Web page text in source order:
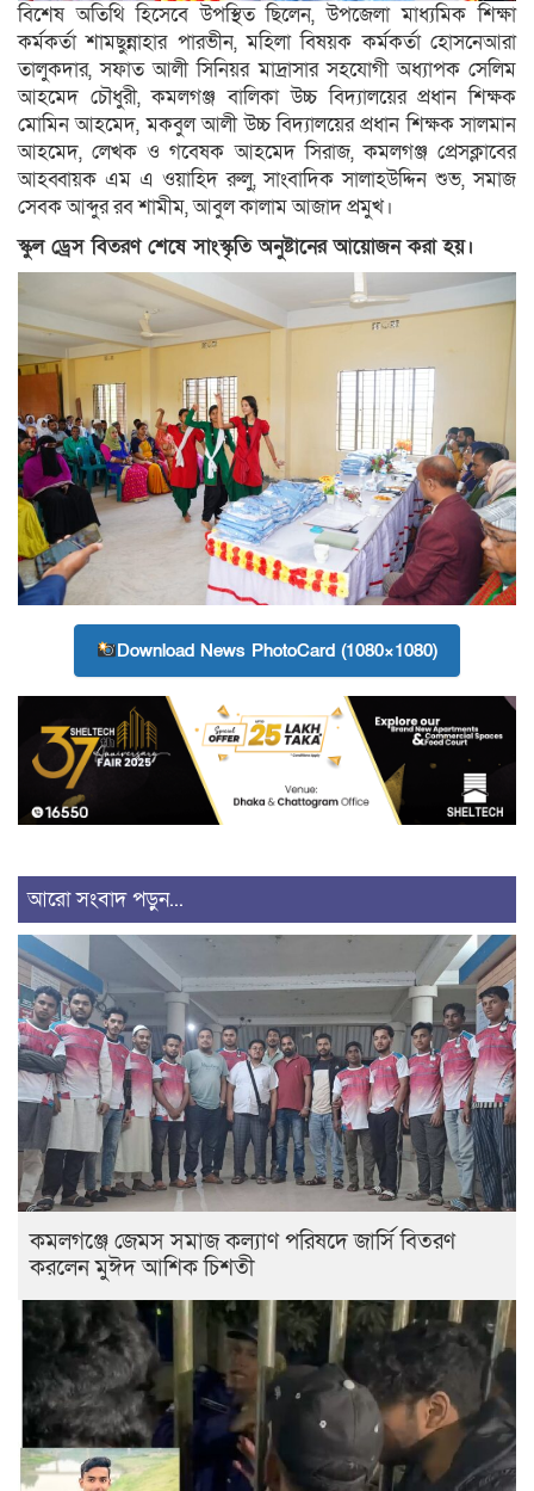
বিশেষ অতিথি হিসেবে উপস্থিত ছিলেন, উপজেলা মাধ্যমিক শিক্ষা
কর্মকর্তা শামছুন্নাহার পারভীন, মহিলা বিষয়ক কর্মকর্তা হোসনেআরা
তালুকদার, সফাত আলী সিনিয়র মাদ্রাসার সহযোগী অধ্যাপক সেলিম
আহমেদ চৌধুরী, কমলগঞ্জ বালিকা উচ্চ বিদ্যালয়ের প্রধান শিক্ষক
মোমিন আহমেদ, মকবুল আলী উচ্চ বিদ্যালয়ের প্রধান শিক্ষক সালমান
আহমেদ, লেখক ও গবেষক আহমেদ সিরাজ, কমলগঞ্জ প্রেসক্লাবের
আহব্বায়ক এম এ ওয়াহিদ রুলু, সাংবাদিক সালাহউদ্দিন শুভ, সমাজ
সেবক আব্দুর রব শামীম, আবুল কালাম আজাদ প্রমুখ।
স্কুল ড্রেস বিতরণ শেষে সাংস্কৃতি অনুষ্টানের আয়োজন করা হয়।
Download News PhotoCard (1080×1080)
আরো সংবাদ পড়ুন...
কমলগঞ্জে জেমস সমাজ কল্যাণ পরিষদে জার্সি বিতরণ
করলেন মুঈদ আশিক চিশতী